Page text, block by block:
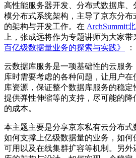
高性能服务器开发、分布式数据库
模分布式系统架构，主导了京东分
的架构与开发工作。在 ArchSummit
上，张成远将作为专题讲师为大家带
百亿级数据量业务的探索与实践》
：
云数据库服务是一项基础性的云服
库时需要考虑的各种问题，让用户
库资源，保证整个数据库服务的稳
提供弹性伸缩等的支持，尽可能的
的成本。
本主题主要是分享京东私有云分布
如何支撑上亿级数据量的业务，如
可用以及在线集群扩容等机制。另